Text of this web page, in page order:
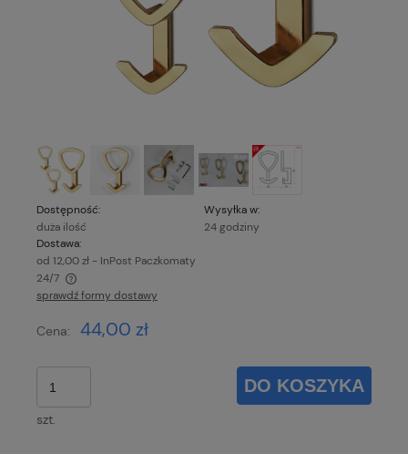
Dostępność:
duża ilość
Wysyłka w:
24 godziny
Dostawa:
od 12,00 zł - InPost Paczkomaty
24/7
Cena nie zawiera ewentualnych kosztów płatności
sprawdź formy dostawy
Cena: 44,00 zł
szt.
DO KOSZYKA